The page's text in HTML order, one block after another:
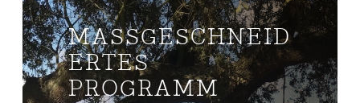
MASSGESCHNEIDE
RTES P
ROGRAMM